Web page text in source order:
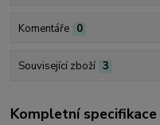
Komentáře 0
Související zboží 3
Kompletní specifikace